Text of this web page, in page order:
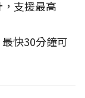
支援最高
快30分鐘可